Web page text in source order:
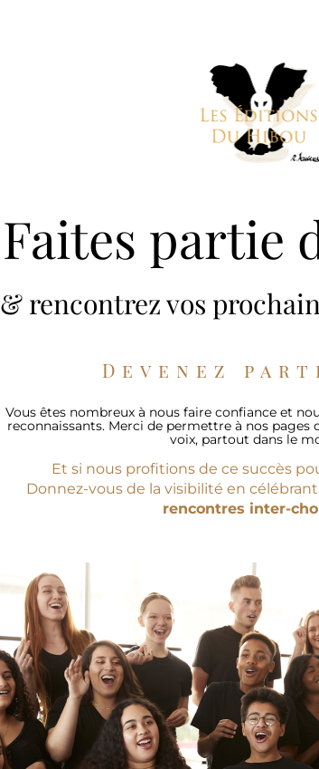
Faites partie
& rencontrez vos
Devenez
Vous êtes nombreux à nous faire confiance et
reconnaissants. Merci de permettre à nos pages
voix, partout dans le
Et si nous profitions de ce succès
rencontres inter-